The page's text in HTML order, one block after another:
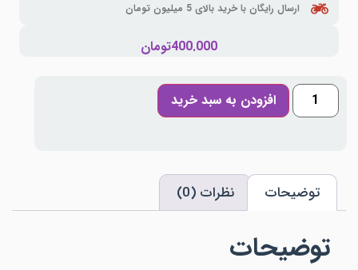
ارسال رایگان با خرید بالای 5 میلیون تومان
400.000تومان
افزودن به سبد خرید
توضیحات نظرات (0)
توضیحات